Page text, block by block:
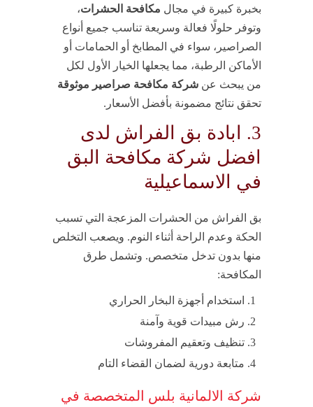
بخبرة كبيرة في مجال مكافحة الحشرات،
وتوفر حلولًا فعالة وسريعة تناسب جميع أنواع
الصراصير، سواء في المطابخ أو الحمامات أو
الأماكن الرطبة، مما يجعلها الخيار الأول لكل
من يبحث عن شركة مكافحة صراصير موثوقة
تحقق نتائج مضمونة بأفضل الأسعار.
3. ابادة بق الفراش لدى
افضل شركة مكافحة البق
في الاسماعيلية
بق الفراش من الحشرات المزعجة التي تسبب
الحكة وعدم الراحة أثناء النوم. ويصعب التخلص
منها بدون تدخل متخصص. وتشمل طرق
المكافحة:
استخدام أجهزة البخار الحراري
رش مبيدات قوية وآمنة
تنظيف وتعقيم المفروشات
متابعة دورية لضمان القضاء التام
شركة الالمانية بلس المتخصصة في